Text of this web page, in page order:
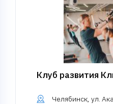
Клуб развития
Челябинск, ул.